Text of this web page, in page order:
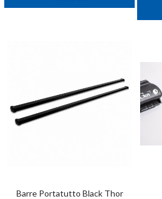
Barre Portatutto Black Thor